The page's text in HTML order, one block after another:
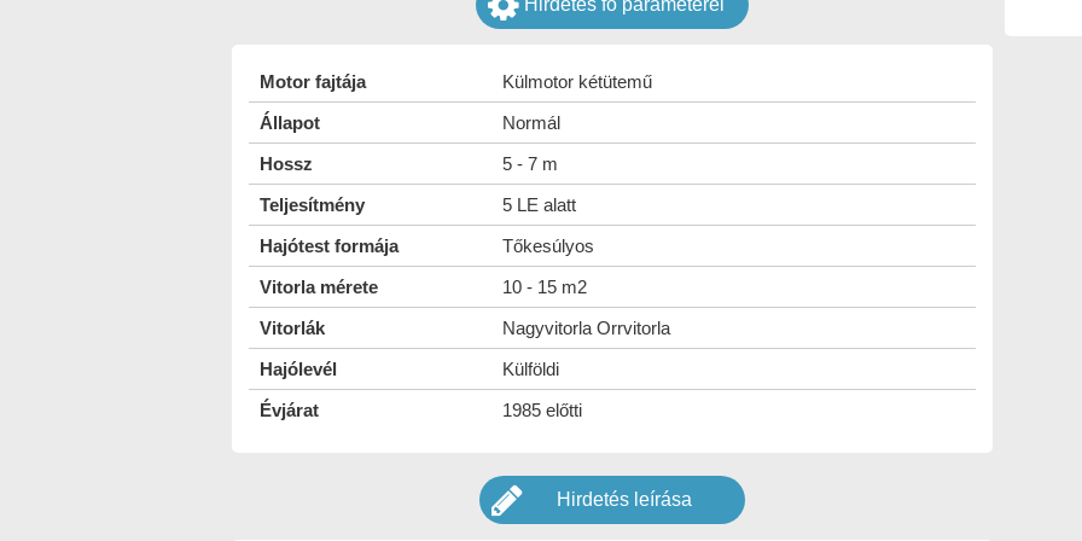
Hirdetés fő paraméterei
Motor fajtája
Külmotor kétütemű
Állapot
Normál
Hossz
5 - 7 m
Teljesítmény
5 LE alatt
Hajótest formája
Tőkesúlyos
Vitorla mérete
10 - 15 m2
Vitorlák
Nagyvitorla Orrvitorla
Hajólevél
Külföldi
Évjárat
1985 előtti
Hirdetés leírása